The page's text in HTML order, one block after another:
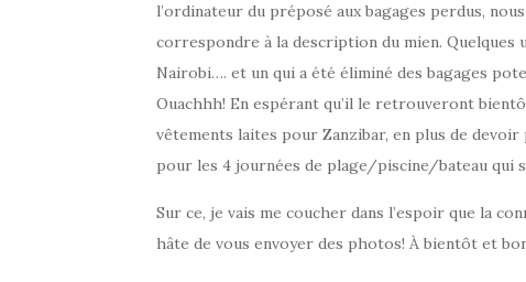
l’ordinateur du préposé aux bagages perdus,
correspondre à la description du mien. Quelques
Nairobi…. et un qui a été éliminé des bagages
Ouachhh! En espérant qu’il le retrouveront
vêtements laites pour Zanzibar, en plus de
pour les 4 journées de plage/piscine/bateau qui
Sur ce, je vais me coucher dans l’espoir que la
hâte de vous envoyer des photos! À bientôt et